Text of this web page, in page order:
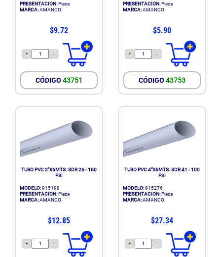
PRESENTACION:Pieza
MARCA:AMANCO
$9.72
+ -
CÓDIGO 43751
PRESENTACION:Pieza
MARCA:AMANCO
$5.90
+ -
CÓDIGO 43753
TUBO PVC 2"X6MTS. SDR 26 - 160
PSI
MODELO:915198
PRESENTACION:Pieza
MARCA:AMANCO
$12.85
+ -
TUBO PVC 4"X6MTS. SDR 41 - 100
PSI
MODELO:915276
PRESENTACION:Pieza
MARCA:AMANCO
$27.34
+ -